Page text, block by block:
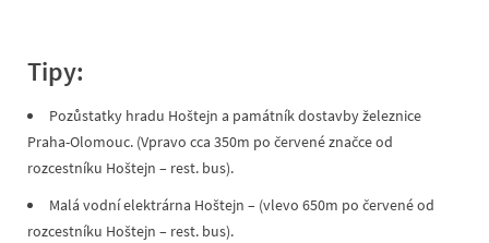
Tipy:
Pozůstatky hradu Hoštejn a památník dostavby železnice
Praha-Olomouc. (Vpravo cca 350m po červené značce od
rozcestníku Hoštejn – rest. bus).
Malá vodní elektrárna Hoštejn – (vlevo 650m po červené od
rozcestníku Hoštejn – rest. bus).